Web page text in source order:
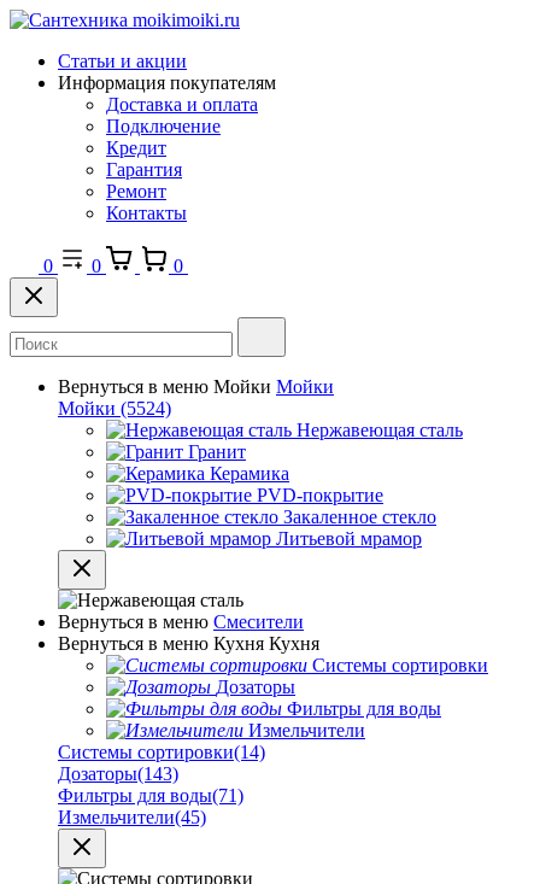
Статьи и акции
Информация покупателям
Доставка и оплата
Подключение
Кредит
Гарантия
Ремонт
Контакты
0 0 0
Вернуться в меню Мойки Мойки
Мойки (5524)
Нержавеющая сталь
Гранит
Керамика
PVD-покрытие
Закаленное стекло
Литьевой мрамор
Вернуться в меню Смесители
Вернуться в меню Кухня Кухня
Системы сортировки
Дозаторы
Фильтры для воды
Измельчители
Системы сортировки(14)
Дозаторы(143)
Фильтры для воды(71)
Измельчители(45)